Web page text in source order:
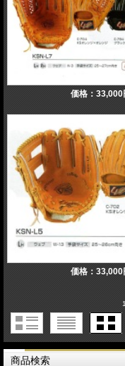
価格：33,000
価格：33,000
商品検索